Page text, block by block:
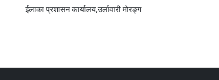
ईलाका प्रशासन कार्यालय,उर्लावारी मोरङ्ग